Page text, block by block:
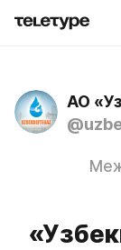
АО